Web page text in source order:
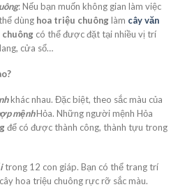
: Nếu bạn muốn không gian làm việc
dùng hoa triệu chuông làm cây văn
có thể được đặt tại nhiều vị trí
cửa sổ…
khác nhau. Đặc biệt, theo sắc màu của
mệnhHỏa. Những người mệnh Hỏa
để có được thành công, thành tựu trong
trong 12 con giáp. Bạn có thể trang trí
hoa triệu chuông rực rỡ sắc màu.